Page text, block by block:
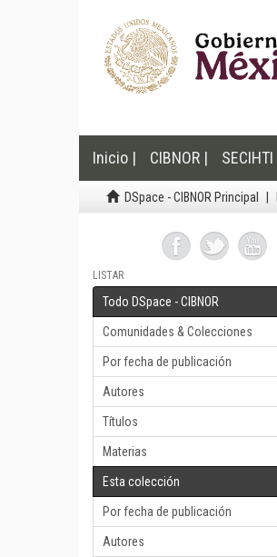
Inicio | CIBNOR | SECIHTI
DSpace - CIBNOR Principal
LISTAR
Todo DSpace - CIBNOR
Comunidades & Colecciones
Por fecha de publicación
Autores
Títulos
Materias
Esta colección
Por fecha de publicación
Autores